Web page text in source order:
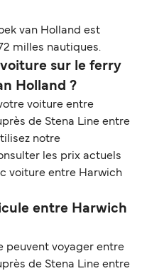
van Holland est
milles nautiques.
sur le ferry
Holland ?
voiture entre
de Stena Line entre
notre
les prix actuels
voiture entre Harwich
entre Harwich
peuvent voyager entre
de Stena Line entre